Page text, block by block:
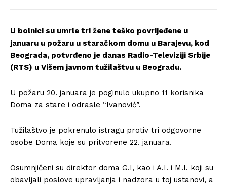
U bolnici su umrle tri žene teško povrijeđene u
januaru u požaru u staračkom domu u Barajevu, kod
Beograda, potvrđeno je danas Radio-Televiziji Srbije
(RTS) u Višem javnom tužilaštvu u Beogradu.
U požaru 20. januara je poginulo ukupno 11 korisnika
Doma za stare i odrasle “Ivanović”.
Tužilaštvo je pokrenulo istragu protiv tri odgovorne
osobe Doma koje su pritvorene 22. januara.
Osumnjičeni su direktor doma G.I, kao i A.I. i M.I. koji su
obavljali poslove upravljanja i nadzora u toj ustanovi, a